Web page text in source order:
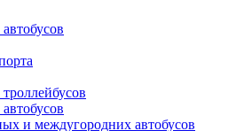
и междугородних автобусов